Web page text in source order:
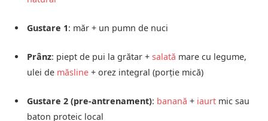
Gustare 1: măr + un pumn de nuci
Prânz: piept de pui la grătar + salată mare cu legume,
ulei de măsline + orez integral (porție mică)
Gustare 2 (pre‑antrenament): banană + iaurt mic sau
baton proteic local